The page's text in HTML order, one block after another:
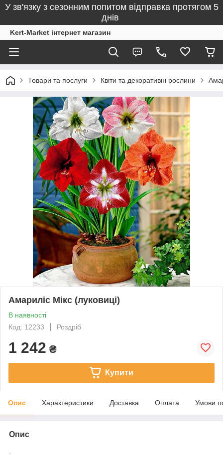
У зв'язку з сезонним попитом відправка протягом 5
днів
Kert-Market інтернет магазин
Товари та послуги Квіти та декоративні рослини
Амариліс Мікс (луковиці)
В наявності
Код: 12233
Роздріб
1 242 ₴
Купити
Опис Характеристики Доставка Оплата Умови
Опис